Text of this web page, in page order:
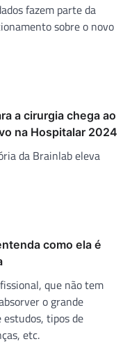
fazem parte da
sobre o novo
a cirurgia chega ao
na Hospitalar 2024
da Brainlab eleva
como ela é
que não tem
o grande
tipos de
etc.